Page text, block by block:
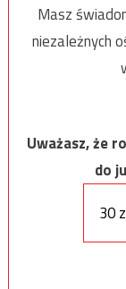
Masz
niezależnych
Uważasz, że
do
30